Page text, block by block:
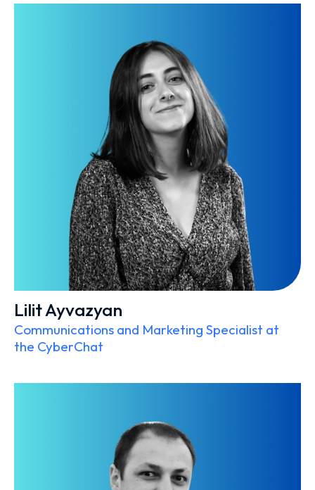
Lilit Ayvazyan
Communications and Marketing Specialist at
the CyberChat